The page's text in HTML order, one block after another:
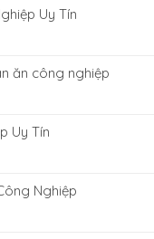
Uy Tín
ăn công nghiệp
Uy Tín
Nghiệp